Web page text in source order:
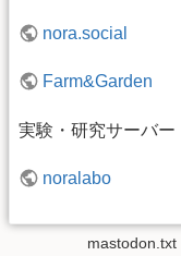
nora.social
Farm&Garden
実験・研究サーバー
noralabo
mastodon.txt